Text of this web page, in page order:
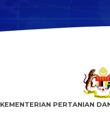
KEMENTERIAN PERTANIAN